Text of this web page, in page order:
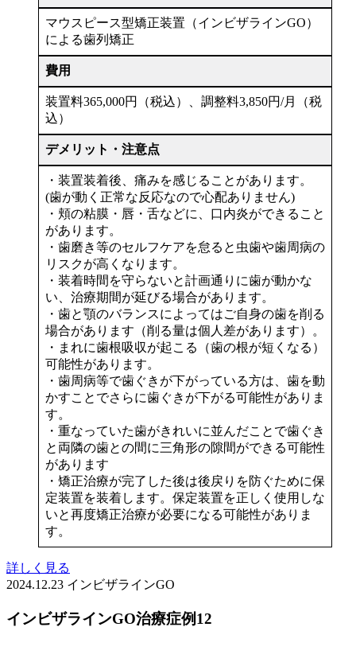
マウスピース型矯正装置（インビザラインGO）
による歯列矯正
費用
装置料365,000円（税込）、調整料3,850円/月（税
込）
デメリット・注意点
・装置装着後、痛みを感じることがあります。
(歯が動く正常な反応なので心配ありません)
・頬の粘膜・唇・舌などに、口内炎ができること
があります。
・歯磨き等のセルフケアを怠ると虫歯や歯周病の
リスクが高くなります。
・装着時間を守らないと計画通りに歯が動かな
い、治療期間が延びる場合があります。
・歯と顎のバランスによってはご自身の歯を削る
場合があります（削る量は個人差があります）。
・まれに歯根吸収が起こる（歯の根が短くなる）
可能性があります。
・歯周病等で歯ぐきが下がっている方は、歯を動
かすことでさらに歯ぐきが下がる可能性がありま
す。
・重なっていた歯がきれいに並んだことで歯ぐき
と両隣の歯との間に三角形の隙間ができる可能性
があります
・矯正治療が完了した後は後戻りを防ぐために保
定装置を装着します。保定装置を正しく使用しな
いと再度矯正治療が必要になる可能性がありま
す。
詳しく見る
2024.12.23 インビザラインGO
インビザラインGO治療症例12